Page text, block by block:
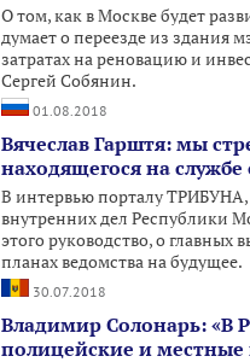
О том, как в Москве будет
думает о переезде из здания
затратах на реновацию и
Сергей Собянин.
01.08.2018
Вячеслав Гарштя: мы
находящегося на службе
В интервью порталу ТРИБУНА,
внутренних дел Республики
этого руководство, о
планах ведомства на будущее.
30.07.2018
Владимир Солонарь: «В
полицейские и местные